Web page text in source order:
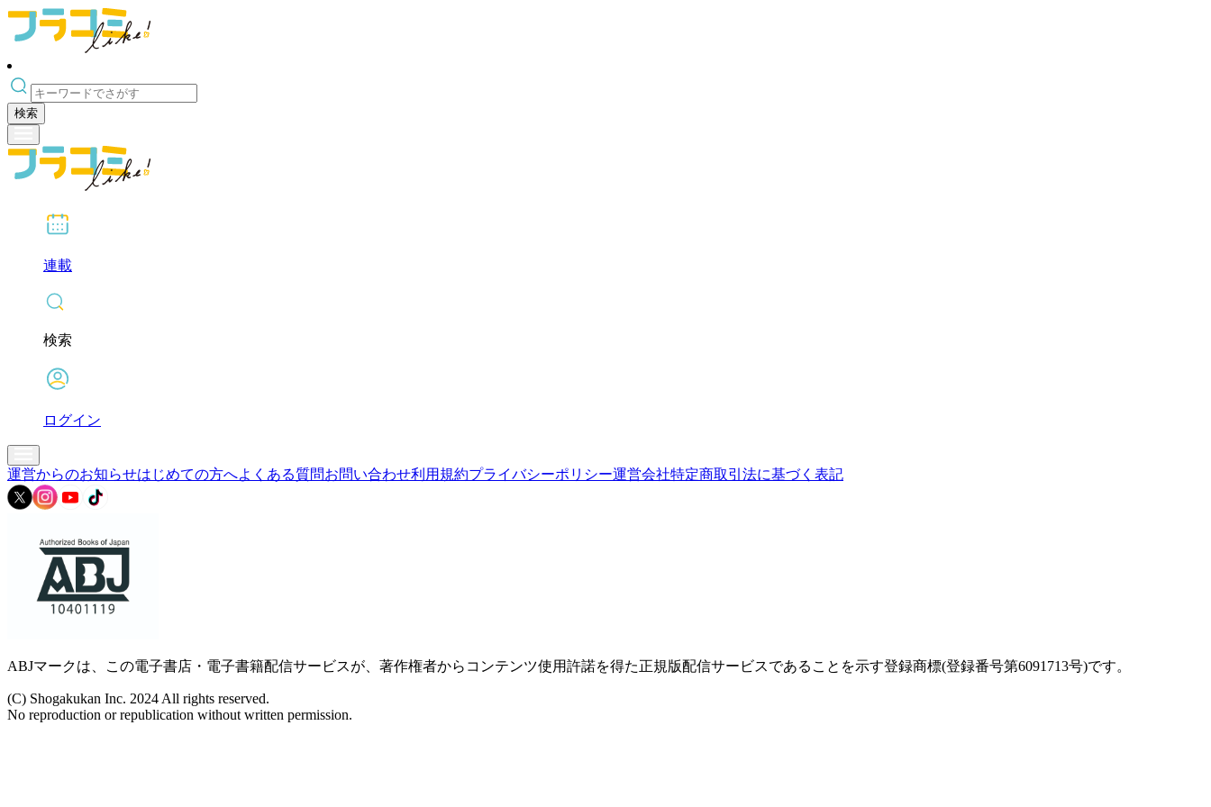
検索
連載
検索
ログイン
運営からのお知らせはじめての方へよくある質問お問い合わせ利用規約プライバシーポリシー運営会社特定商取引法に基づく表記
ABJマークは、この電子書店・電子書籍配信サービスが、著作権者からコンテンツ使用許諾を得た正規版配信サービスであることを示す登録商標(登録番号第6091713号)です。
(C) Shogakukan Inc. 2024 All rights reserved.
No reproduction or republication without written permission.